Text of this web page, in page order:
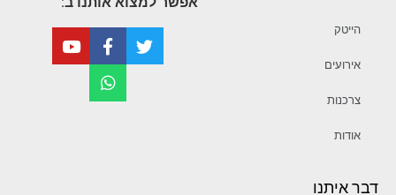
הייטק
אירועים
צרכנות
אודות
דבר איתנו